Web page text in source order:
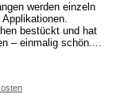
werden einzeln
bestückt und hat
– einmalig schön....